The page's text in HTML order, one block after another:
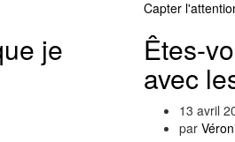
je
Capter
Êtes-
avec
13 avril
par